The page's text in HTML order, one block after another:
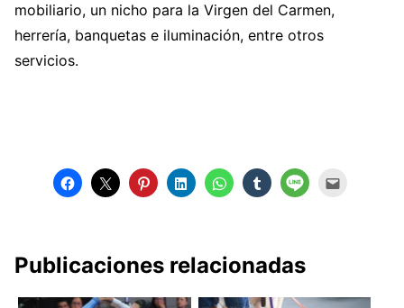
mobiliario, un nicho para la Virgen del Carmen,
herrería, banquetas e iluminación, entre otros
servicios.
Publicaciones relacionadas